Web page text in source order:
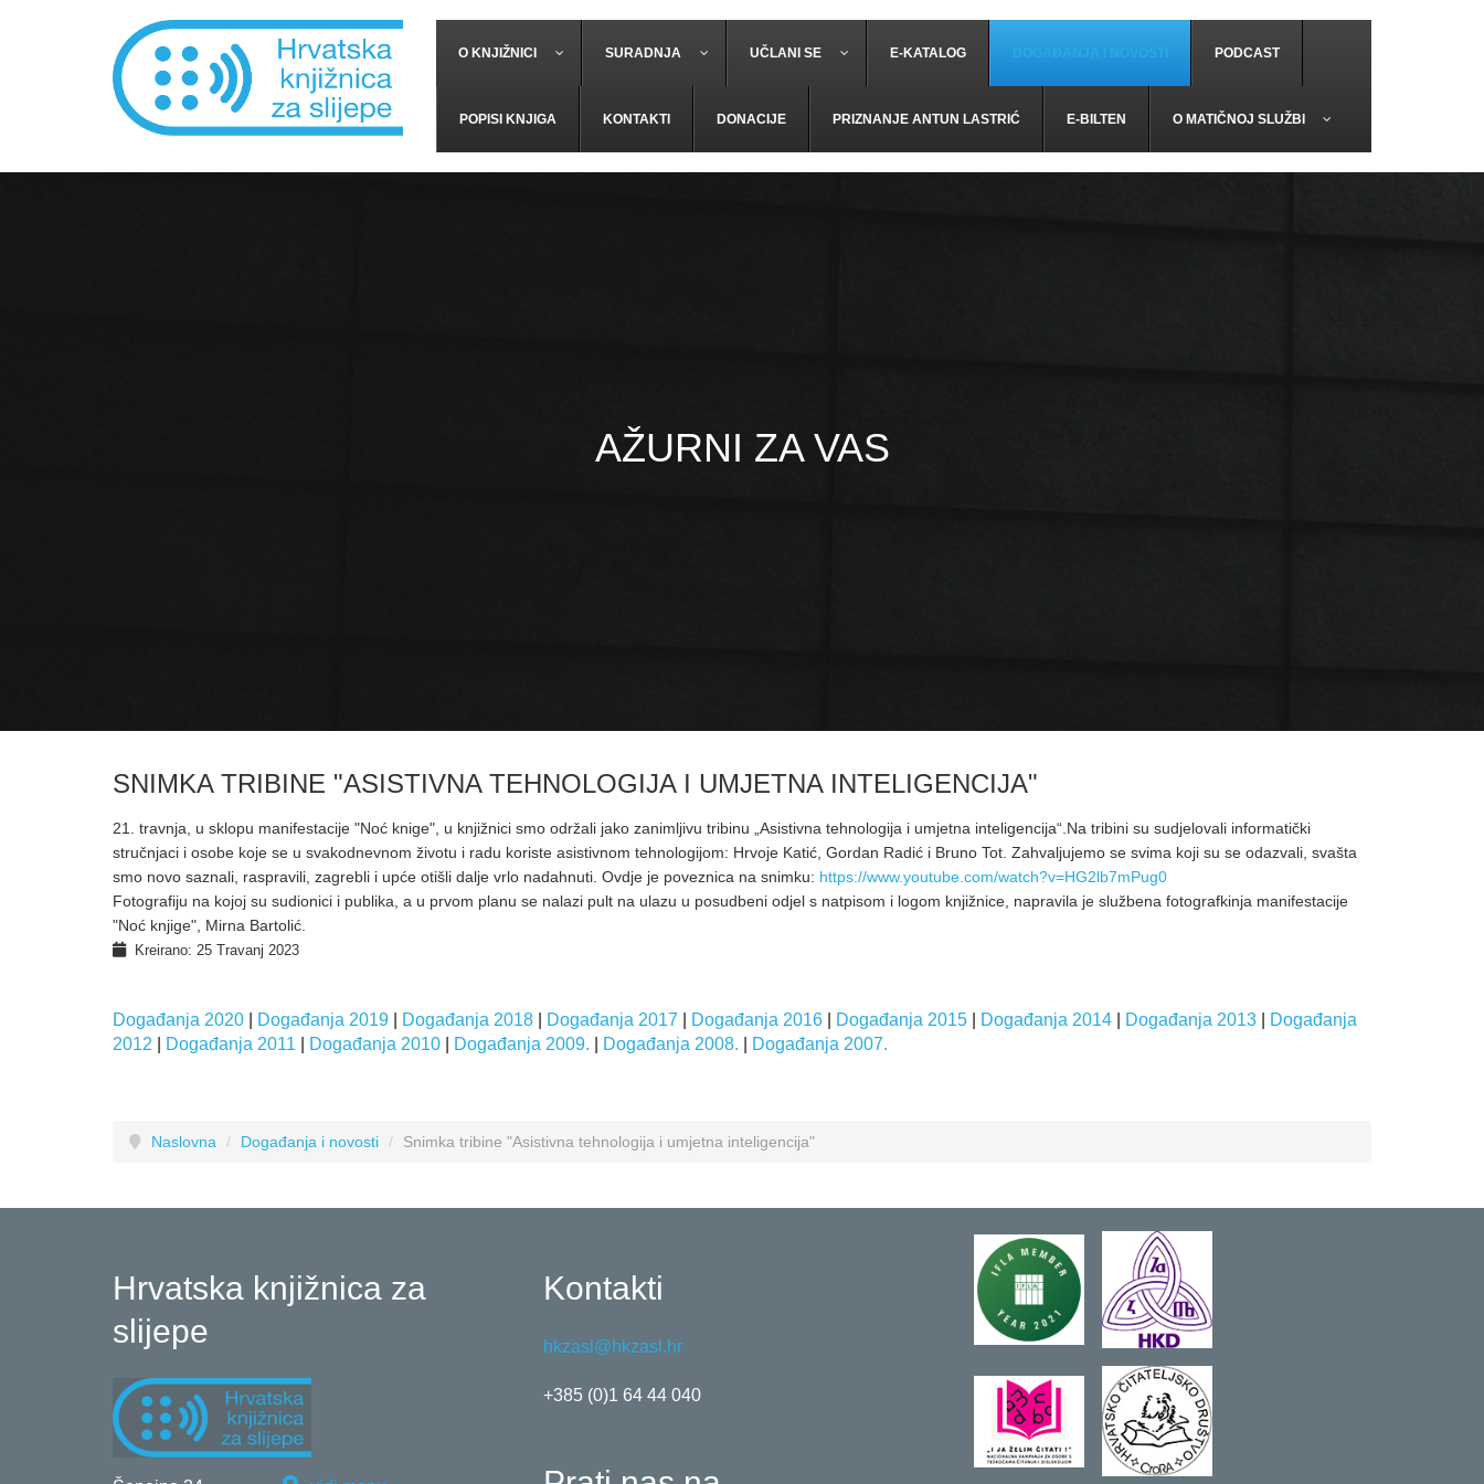
O KNJIŽNICI SURADNJA UČLANI SE E-KATALOG DOGAĐANJA I NOVOSTI PODCAST
POPISI KNJIGA KONTAKTI DONACIJE PRIZNANJE ANTUN LASTRIĆ E-BILTEN O MATIČNOJ SLUŽBI
AŽURNI ZA VAS
SNIMKA TRIBINE "ASISTIVNA TEHNOLOGIJA I UMJETNA INTELIGENCIJA"
21. travnja, u sklopu manifestacije "Noć knige", u knjižnici smo održali jako zanimljivu tribinu „Asistivna tehnologija i umjetna inteligencija“.Na tribini su sudjelovali informatički
stručnjaci i osobe koje se u svakodnevnom životu i radu koriste asistivnom tehnologijom: Hrvoje Katić, Gordan Radić i Bruno Tot. Zahvaljujemo se svima koji su se odazvali, svašta
smo novo saznali, raspravili, zagrebli i upće otišli dalje vrlo nadahnuti. Ovdje je poveznica na snimku: https://www.youtube.com/watch?v=HG2lb7mPug0
Fotografiju na kojoj su sudionici i publika, a u prvom planu se nalazi pult na ulazu u posudbeni odjel s natpisom i logom knjižnice, napravila je službena fotografkinja manifestacije
"Noć knjige", Mirna Bartolić.
Kreirano: 25 Travanj 2023
Događanja 2020 Događanja 2019 Događanja 2018 Događanja 2017 Događanja 2016 Događanja 2015 Događanja 2014 Događanja 2013
Događanja
2012
Događanja 2011 Događanja 2010 Događanja 2009. Događanja 2008. Događanja 2007.
Naslovna / Događanja i novosti / Snimka tribine "Asistivna tehnologija i umjetna inteligencija"
Hrvatska knjižnica za
slijepe
Kontakti
hkzasl@hkzasl.hr
+385 (0)1 64 44 040